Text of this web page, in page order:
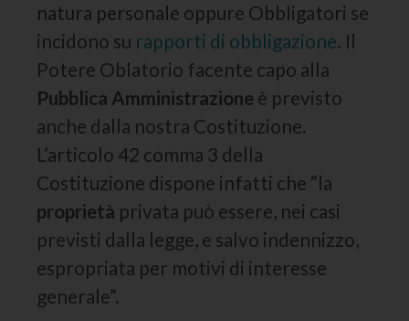
natura personale oppure Obbligatori se
incidono su rapporti di obbligazione. Il
Potere Oblatorio facente capo alla
Pubblica Amministrazione è previsto
anche dalla nostra Costituzione.
L’articolo 42 comma 3 della
Costituzione dispone infatti che “la
proprietà privata può essere, nei casi
previsti dalla legge, e salvo indennizzo,
espropriata per motivi di interesse
generale”.